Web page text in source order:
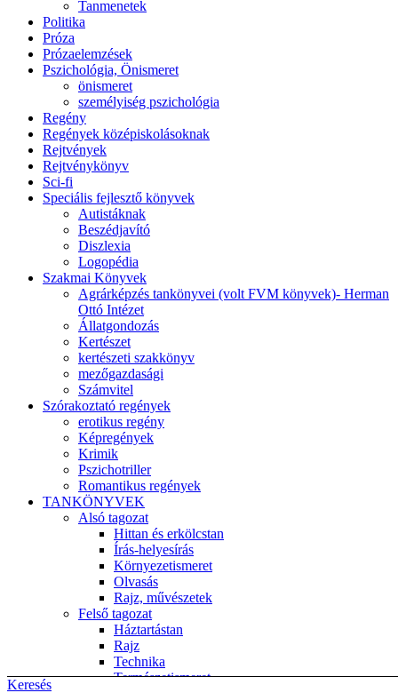
Keresés
Tanmenetek
Politika
Próza
Prózaelemzések
Pszichológia, Önismeret
önismeret
személyiség pszichológia
Regény
Regények középiskolásoknak
Rejtvények
Rejtvénykönyv
Sci-fi
Speciális fejlesztő könyvek
Autistáknak
Beszédjavító
Diszlexia
Logopédia
Szakmai Könyvek
Agrárképzés tankönyvei (volt FVM könyvek)- Herman
Ottó Intézet
Állatgondozás
Kertészet
kertészeti szakkönyv
mezőgazdasági
Számvitel
Szórakoztató regények
erotikus regény
Képregények
Krimik
Pszichotriller
Romantikus regények
TANKÖNYVEK
Alsó tagozat
Hittan és erkölcstan
Írás-helyesírás
Környezetismeret
Olvasás
Rajz, művészetek
Felső tagozat
Háztartástan
Rajz
Technika
Természetismeret